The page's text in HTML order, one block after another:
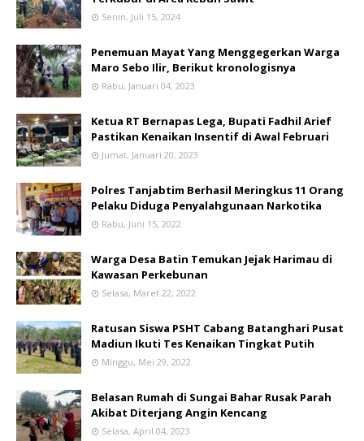
Senin, Juli 15, 2024
Penemuan Mayat Yang Menggegerkan Warga
Maro Sebo Ilir, Berikut kronologisnya
Rabu, Januari 04, 2023
Ketua RT Bernapas Lega, Bupati Fadhil Arief
Pastikan Kenaikan Insentif di Awal Februari
Jumat, Januari 20, 2023
Polres Tanjabtim Berhasil Meringkus 11 Orang
Pelaku Diduga Penyalahgunaan Narkotika
Rabu, Juni 15, 2022
Warga Desa Batin Temukan Jejak Harimau di
Kawasan Perkebunan
Selasa, Maret 22, 2022
Ratusan Siswa PSHT Cabang Batanghari Pusat
Madiun Ikuti Tes Kenaikan Tingkat Putih
Minggu, Mei 29, 2022
Belasan Rumah di Sungai Bahar Rusak Parah
Akibat Diterjang Angin Kencang
Selasa, April 04, 2023